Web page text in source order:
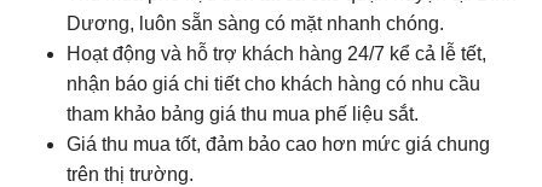
Dương, luôn sẵn sàng có mặt nhanh chóng.
Hoạt động và hỗ trợ khách hàng 24/7 kể cả lễ tết,
nhận báo giá chi tiết cho khách hàng có nhu cầu
tham khảo bảng giá thu mua phế liệu sắt.
Giá thu mua tốt, đảm bảo cao hơn mức giá chung
trên thị trường.